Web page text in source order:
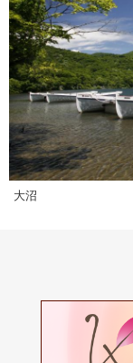
大沼